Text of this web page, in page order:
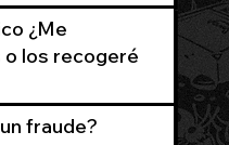
¿Me
los recogeré
fraude?